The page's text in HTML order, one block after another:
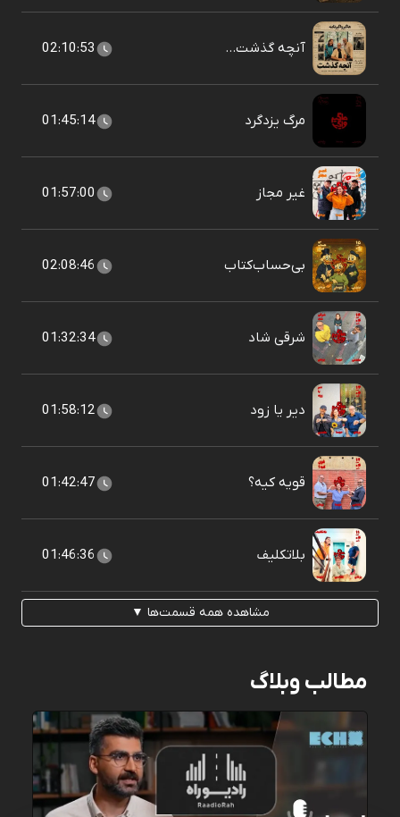
آنچه گذشت... 02:10:53
مرگ یزدگرد 01:45:14
غیر مجاز 01:57:00
بی‌حساب‌کتاب 02:08:46
شرقی شاد 01:32:34
دیر یا زود 01:58:12
قویه کیه؟ 01:42:47
بلاتکلیف 01:46:36
مشاهده همه قسمت‌ها ▼
مطالب وبلاگ